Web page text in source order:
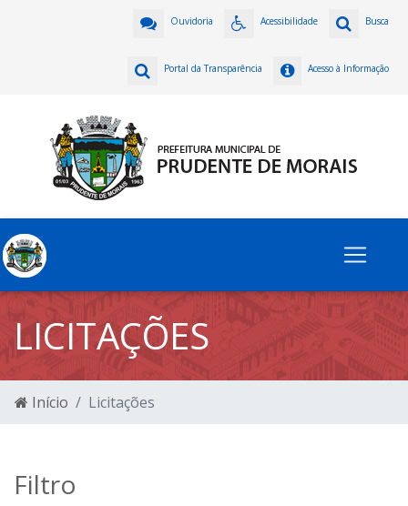
Busca
Acessibilidade
Ouvidoria
Acesso à Informação
Portal da Transparência
LICITAÇÕES
Início Licitações
Filtro